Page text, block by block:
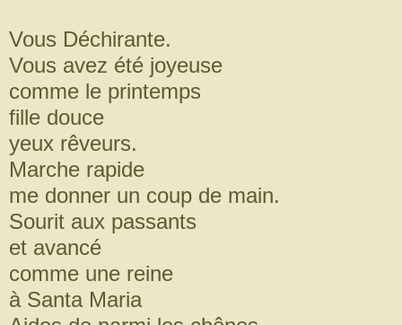
Vous Déchirante.
Vous avez été joyeuse
comme le printemps
fille douce
yeux rêveurs.
Marche rapide
me donner un coup de main.
Sourit aux passants
et avancé
comme une reine
à Santa Maria